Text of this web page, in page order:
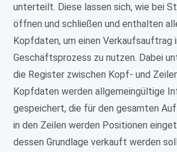
unterteilt. Diese lassen sich, wie bei
öffnen und schließen und enthalten
Kopfdaten, um einen Verkaufsauftrag
Geschäftsprozess zu nutzen. Dabei
die Register zwischen Kopf- und
Kopfdaten werden allgemeingültige
gespeichert, die für den gesamten
in den Zeilen werden Positionen
dessen Grundlage verkauft werden